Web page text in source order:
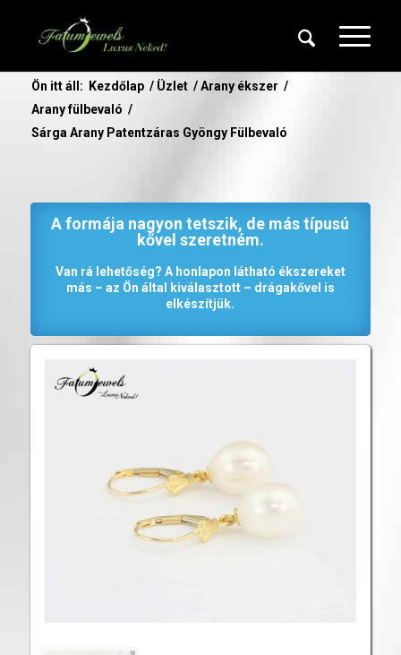
Ön itt áll: Kezdőlap / Üzlet / Arany ékszer /
Arany fülbevaló /
Sárga Arany Patentzáras Gyöngy Fülbevaló
A formája nagyon tetszik, de más típusú
kővel szeretném.
Van rá lehetőség? A honlapon látható ékszereket
más – az Ön által kiválasztott – drágakővel is
elkészítjük.